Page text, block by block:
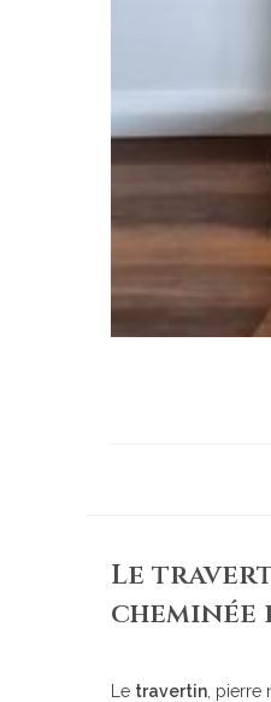
Le
Le travertin ,